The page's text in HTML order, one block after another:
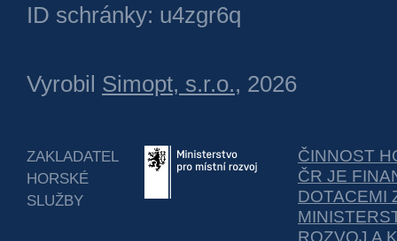
ID schránky: u4zgr6q
Vyrobil Simopt, s.r.o., 2026
ZAKLADATEL
HORSKÉ
SLUŽBY
ČINNOST
ČR JE
DOTACEMI
ROZVOJ A